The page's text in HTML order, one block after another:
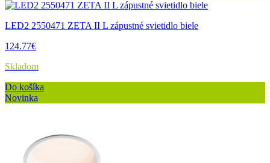
LED2 2550471 ZETA II L zápustné svietidlo biele
124.77€
Skladom
Do košíka
Novinka